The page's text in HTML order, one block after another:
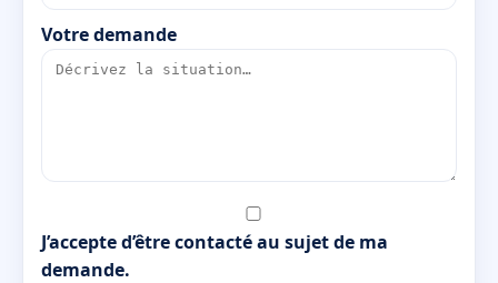
Votre demande
J’accepte d’être contacté au sujet de ma
demande.